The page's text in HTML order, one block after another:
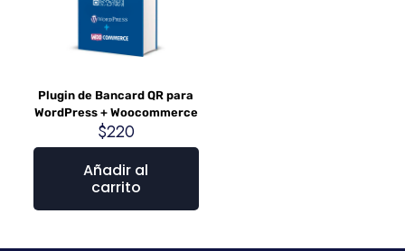
Plugin de Bancard QR para
WordPress + Woocommerce
$220
Añadir al
carrito